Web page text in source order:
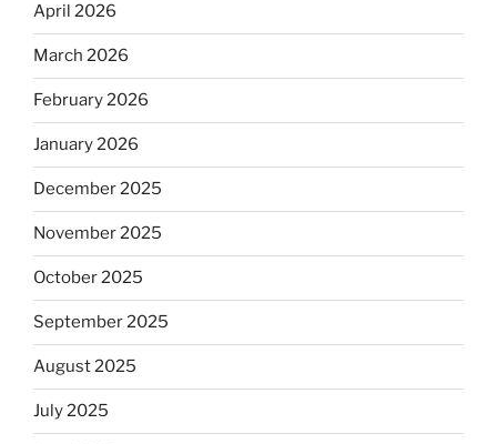
April 2026
March 2026
February 2026
January 2026
December 2025
November 2025
October 2025
September 2025
August 2025
July 2025